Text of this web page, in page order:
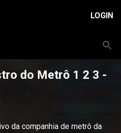
LOGIN
do Metrô 1 2 3 -
da companhia de metrô da